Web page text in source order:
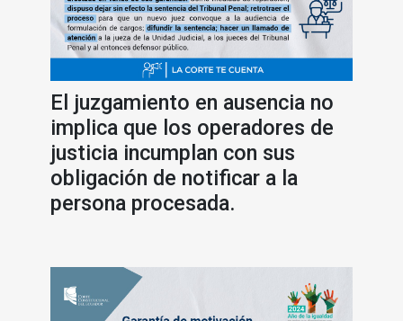
El juzgamiento en ausencia no
implica que los operadores de
justicia incumplan con sus
obligación de notificar a la
persona procesada.